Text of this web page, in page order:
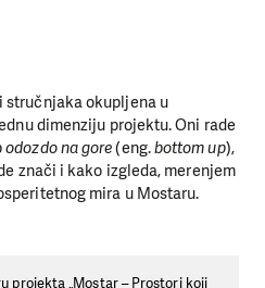
stručnjaka okupljena u
dimenziju projektu. Oni rade
odozdo na gore(eng.bottom up),
znači i kako izgleda, merenjem
mira u Mostaru.
projekta „Mostar – Prostori koji